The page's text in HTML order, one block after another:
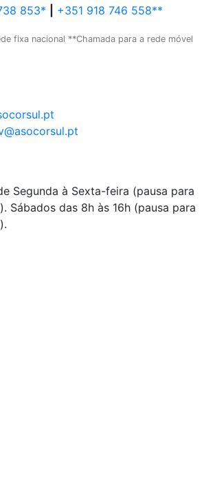
853*
+351 918 746 558**
fixa nacional **Chamada para a rede móvel
Segunda à Sexta-feira (pausa para
Sábados das 8h às 16h (pausa para